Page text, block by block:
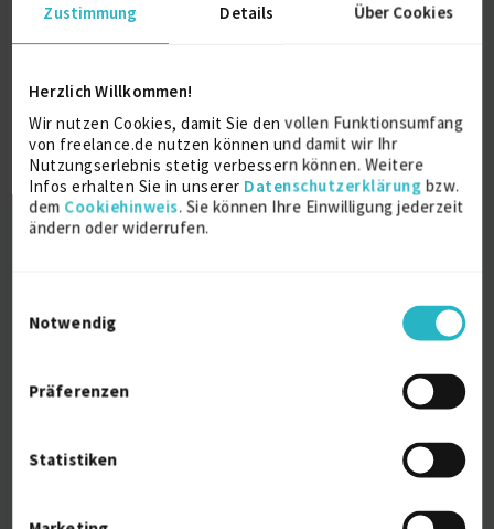
Zustimmung Details Über Cookies
Herzlich Willkommen!
Wir nutzen Cookies, damit Sie den vollen Funktionsumfang
von freelance.de nutzen können und damit wir Ihr
Nutzungserlebnis stetig verbessern können. Weitere
Infos erhalten Sie in unserer Datenschutzerklärung bzw.
dem Cookiehinweis. Sie können Ihre Einwilligung jederzeit
ändern oder widerrufen.
Notwendig
Präferenzen
Statistiken
zuletzt online vor wenigen Tagen
Gute Klinische Praxis
Verfügbarkeit einsehen
17 Referenzen
auf Anfrage
D-04275 Leipzig